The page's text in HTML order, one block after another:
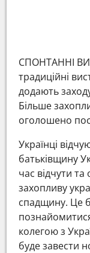
СПОНТАННІ
традиційні
додають
Більше
оголошено
Українці
батьківщину
час відчути
захопливу
спадщину. Це
колегою з
буде завести